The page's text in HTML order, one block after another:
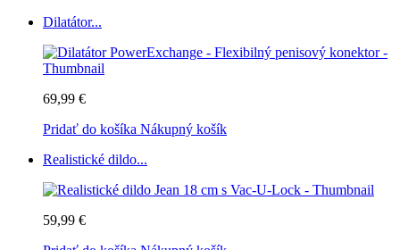
Dilatátor...
69,99 €
Pridať do košíka Nákupný košík
Realistické dildo...
59,99 €